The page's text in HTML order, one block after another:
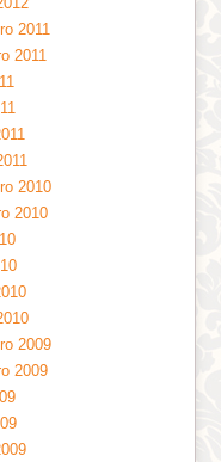
2011
2011
2010
2010
2009
2009